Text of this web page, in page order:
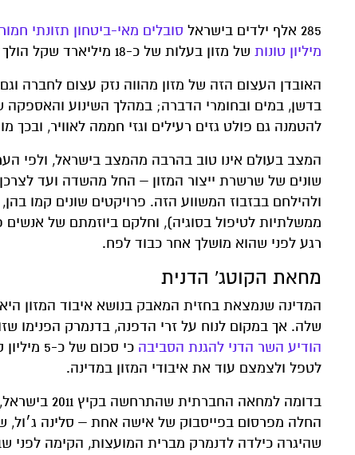
285 אלף ילדים בישראל סובלים מאי-ביטחון תזונתי חמור
מיליון טונות של מזון בעלות של כ-18 מיליארד שקל הולך לאיבוד מדי שנה.
האובדן העצום הזה של מזון מהווה נזק עצום לחברה
בדשן, במים ובחומרי הדברה; במהלך השינוע והאספקה
להטמנה גם פולט גזים רעילים וגזי חממה לאוויר,
המצב בעולם אינו טוב בהרבה מהמצב בישראל, ולפי
שונים של שרשרת ייצור המזון – החל מהשדה ועד
ולהילחם בבזבוז המשווע הזה. פרויקטים שונים קמו
ממשלתיות לטיפול בסוגיה), וחלקם ביוזמתם של אנשים
רגע לפני שהוא מושלך אחר כבוד לפח.
מחאת הקוטג' הדנית
המדינה שנמצאת בחזית המאבק בנושא איבוד המזון
שלה. אך במקום לנוח על זרי הדפנה, בדנמרק הפנימו
הודיע השר הדני להגנת הסביבה
לטפל ולצמצם עוד את איבודי המזון במדינה.
בדומה
החלה מפרסום בפייסבוק של אישה אחת – סלינה ג׳ול,
שהיגרה כילדה לדנמרק מברית המועצות, הקימה לפני